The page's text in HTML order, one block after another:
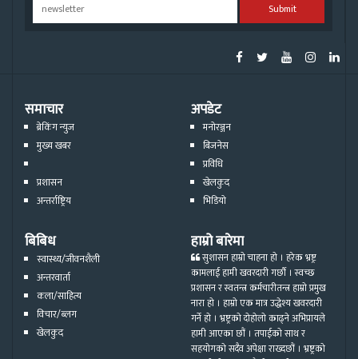
Submit
समाचार
ब्रेकिंग न्युज
मुख्य खबर
प्रशासन
अन्तर्राष्ट्रिय
अपडेट
मनोरञ्जन
बिजनेस
प्रविधि
खेलकुद
भिडियो
बिबिध
स्वास्थ्य/जीवनशैली
अन्तरवार्ता
कला/साहित्य
विचार/ब्लग
खेलकुद
हाम्रो बारेमा
सुशासन हाम्रो चाहना हो । हरेक भ्रष्ट्र
कामलाई हामी खवरदारी गर्छौ । स्वच्छ
प्रशासन र स्वतन्त्र कर्मचारीतन्त्र हाम्रो प्रमुख
नारा हो । हाम्रो एक मात्र उद्धेश्य खवरदारी
गर्ने हो । भ्रष्ट्रको दोहोलो काढ्ने अभिप्रायले
हामी आएका छौं । तपाईको साथ र
सहयोगको सदैव अपेक्षा राख्दछौं । भ्रष्ट्रको